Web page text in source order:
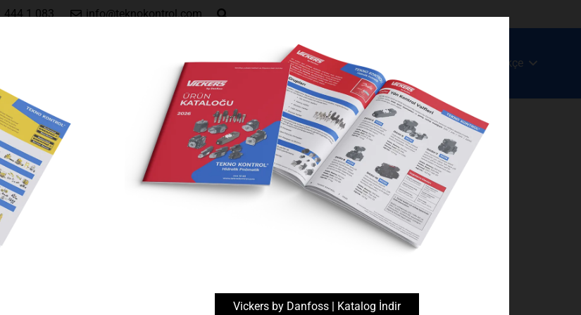
444 1 083 info@teknokontrol.com
Vickers by DanfossEnerpacÜrün ve Hizmetlerimiz Türkçe
Yüksek Tonajlı Silindirler CLL-Serisi, Yüksek Tonajlı Somun Kitlemeli Silindirler
Vickers by Danfoss | Katalog İndir